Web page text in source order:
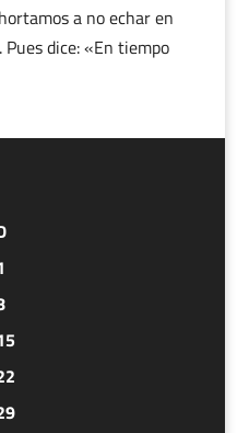
a no echar en
dice: «En tiempo